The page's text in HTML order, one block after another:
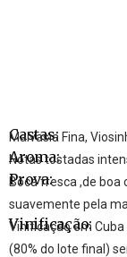
Castas:
Malvasia Fina,
Aroma:
Notas tostadas
Prova:
Boca fresca ,de boa
suavemente pela
Vinificação:
Vinificação em
(80% do lote final)